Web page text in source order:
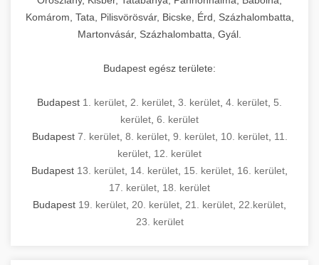
Komárom, Tata, Pilisvörösvár, Bicske, Érd, Százhalombatta,
Martonvásár, Százhalombatta, Gyál.
Budapest egész területe:
Budapest 1. kerület 2. kerület 3. kerület 4. kerület 5.
kerület 6. kerület
Budapest 7. kerület, 8. kerület, 9. kerület, 10. kerület, 11.
kerület 12. kerület
Budapest 13. kerület 14. kerület 15. kerület 16. kerület
17. kerület 18. kerület
Budapest 19. kerület 20. kerület 21. kerület 22.kerület
23. kerület